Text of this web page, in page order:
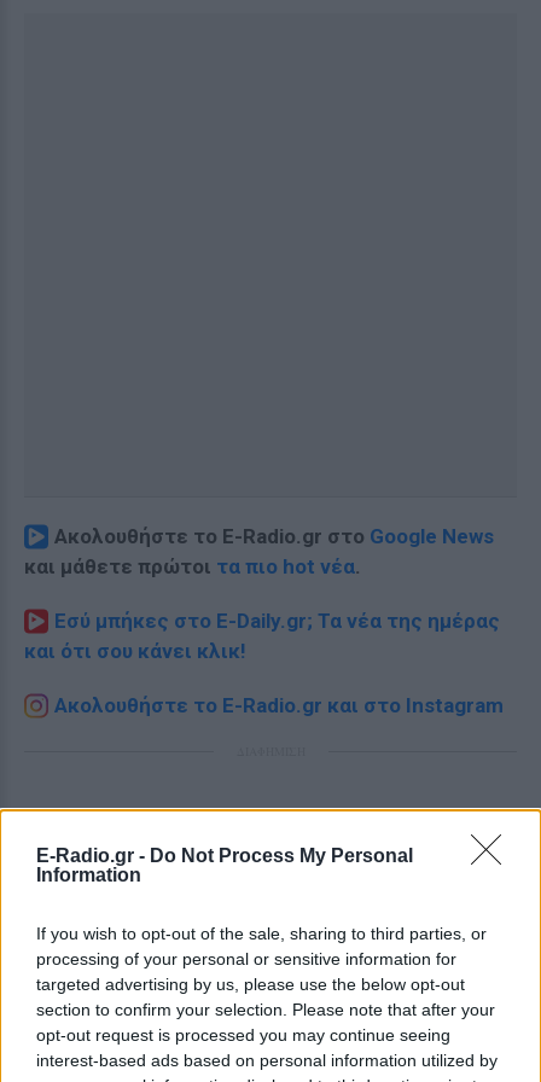
E-Radio.gr - Do Not Process My Personal
Information
If you wish to opt-out of the sale, sharing to third parties, or
processing of your personal or sensitive information for
targeted advertising by us, please use the below opt-out
section to confirm your selection. Please note that after your
opt-out request is processed you may continue seeing
interest-based ads based on personal information utilized by
Ακολουθήστε το E-Radio.gr στο Google News
και μάθετε πρώτοι τα πιο hot νέα.
Εσύ μπήκες στο E-Daily.gr; Τα νέα της ημέρας
και ότι σου κάνει κλικ!
Ακολουθήστε το E-Radio.gr και στο Instagram